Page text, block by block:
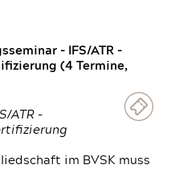
- IFS/ATR -
(4 Termine,
ATR -
im BVSK muss